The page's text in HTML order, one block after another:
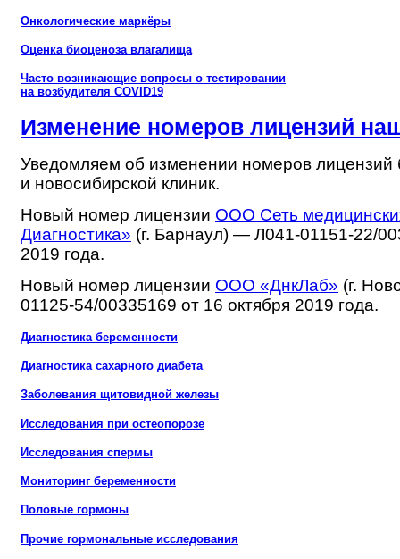
Онкологические маркёры
Оценка биоценоза влагалища
Часто возникающие вопросы о тестировании
на возбудителя COVID19
Изменение номеров лицензий
Уведомляем об изменении номеров лицензий
и новосибирской клиник.
Новый номер лицензии ООО Сеть
Диагностика» (г. Барнаул) — Л041-01151-22/
2019 года.
Новый номер лицензии ООО «ДнкЛаб» (г.
01125-54/00335169 от 16 октября 2019 года.
Диагностика беременности
Диагностика сахарного диабета
Заболевания щитовидной железы
Исследования при остеопорозе
Исследования спермы
Мониторинг беременности
Половые гормоны
Прочие гормональные исследования